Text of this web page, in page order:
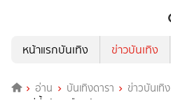
หน้าแรกบันเทิง
ข่าวบันเทิง
อ่าน บันเทิงดารา ข่าวบันเทิง
บอกคู่นี้นิสัยเหมือนกันมาก